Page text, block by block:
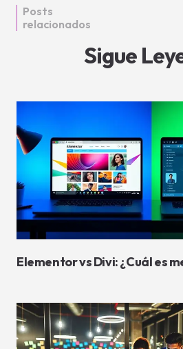
Posts
relacionados
Sigue
Elementor vs Divi: ¿Cuál es